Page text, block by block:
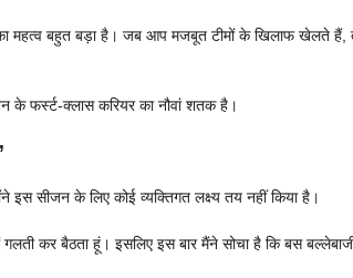
महत्व बहुत बड़ा है। जब आप मजबूत टीमों के खिलाफ खेलते
के फर्स्ट-क्लास करियर का नौवां शतक है।
इस सीजन के लिए कोई व्यक्तिगत लक्ष्य तय नहीं किया है।
गलती कर बैठता हूं। इसलिए इस बार मैंने सोचा है कि बस